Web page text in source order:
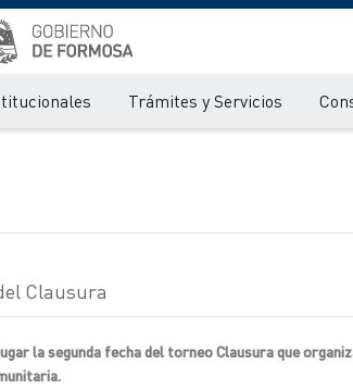
Trámites y Servicios
Clausura
la segunda fecha del torneo Clausura que